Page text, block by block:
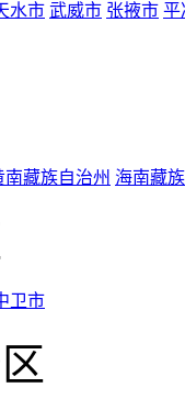
水市 武威市 张掖市 平
南藏族自治州 海南藏
卫市